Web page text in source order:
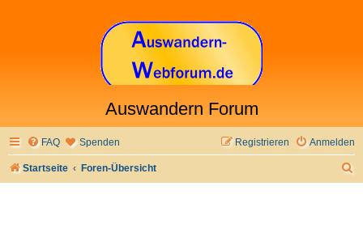
Auswandern Forum
FAQ Spenden Anmelden
Registrieren
Startseite Foren-Übersicht